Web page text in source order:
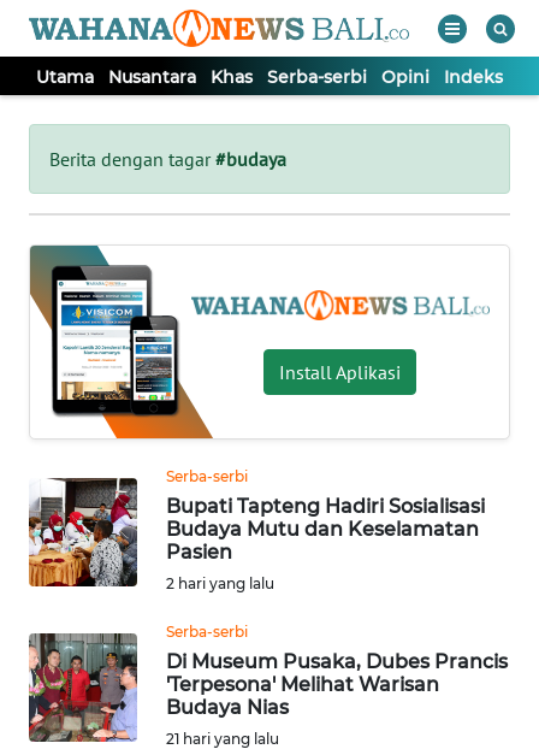
Utama Nusantara Khas Serba-serbi Opini Indeks
Berita dengan tagar#budaya
Install Aplikasi
Serba-serbi
Bupati Tapteng Hadiri Sosialisasi
Budaya Mutu dan Keselamatan
Pasien
2 hari yang lalu
Serba-serbi
Di Museum Pusaka, Dubes Prancis
'Terpesona' Melihat Warisan
Budaya Nias
21 hari yang lalu
Tutup
UTAMA
NUSANTARA
KHAS
SERBA-
SERBI
OPINI
Informasi
INDEKS
BERITA
KONTAK
KAMI